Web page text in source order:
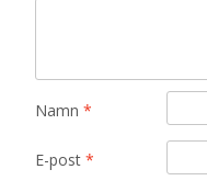
Namn *
E-post *